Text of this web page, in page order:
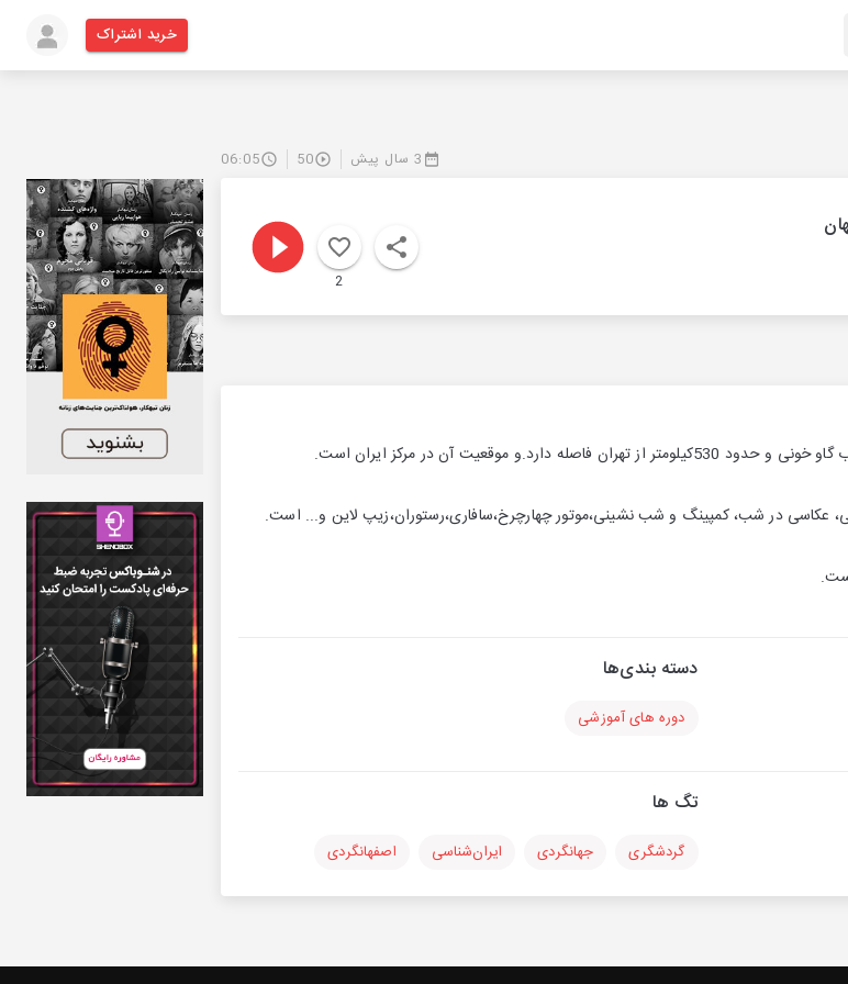
خرید اشتراک
3 سال پیش 50
06:05
2
عکاسی در شب، کمپینگ و شب نشینی،موتور چهارچرخ،سافاری،رستوران،زیپ لاین و... است.
دسته بندی‌ها
دوره های آموزشی
تگ ها
گردشگری جهانگردی ایران‌شناسی اصفهانگردی